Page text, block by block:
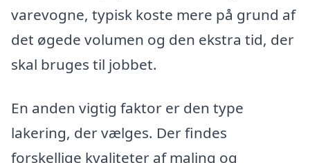
varevogne, typisk koste mere på grund af
det øgede volumen og den ekstra tid, der
skal bruges til jobbet.
En anden vigtig faktor er den type
lakering, der vælges. Der findes
forskellige kvaliteter af maling og